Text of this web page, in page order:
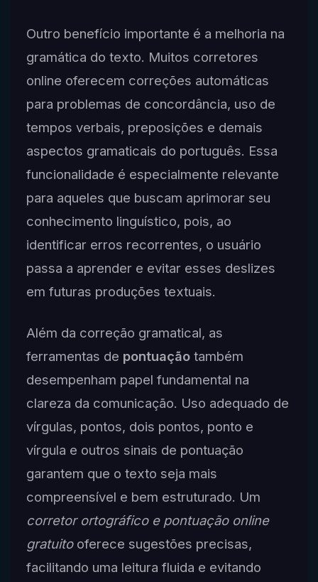
Outro benefício importante é a melhoria na
gramática do texto. Muitos corretores
online oferecem correções automáticas
para problemas de concordância, uso de
tempos verbais, preposições e demais
aspectos gramaticais do português. Essa
funcionalidade é especialmente relevante
para aqueles que buscam aprimorar seu
conhecimento linguístico, pois, ao
identificar erros recorrentes, o usuário
passa a aprender e evitar esses deslizes
em futuras produções textuais.
Além da correção gramatical, as
ferramentas de pontuaçãotambém
desempenham papel fundamental na
clareza da comunicação. Uso adequado de
vírgulas, pontos, dois pontos, ponto e
vírgula e outros sinais de pontuação
garantem que o texto seja mais
compreensível e bem estruturado. Um
corretor ortográfico e pontuação online
gratuitooferece sugestões precisas,
facilitando uma leitura fluida e evitando